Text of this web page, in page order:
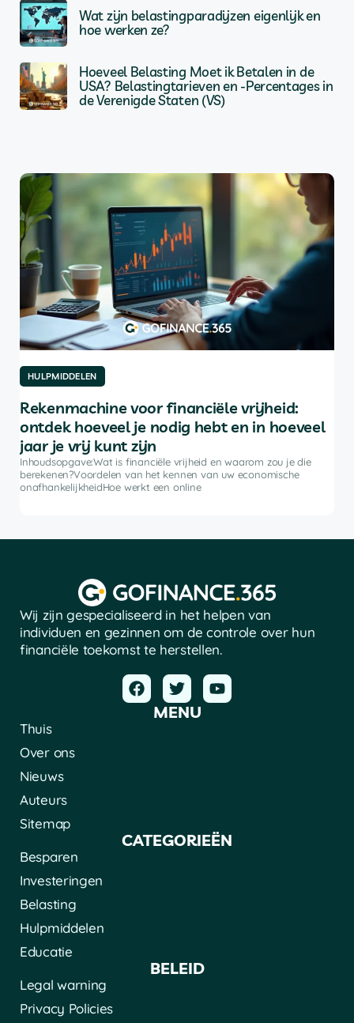
Wat zijn belastingparadijzen eigenlijk en
hoe werken ze?
Hoeveel Belasting Moet ik Betalen in de
USA? Belastingtarieven en -Percentages in
de Verenigde Staten (VS)
HULPMIDDELEN
Rekenmachine voor financiële vrijheid:
ontdek hoeveel je nodig hebt en in hoeveel
jaar je vrij kunt zijn
Inhoudsopgave:Wat is financiële vrijheid en waarom zou je die
berekenen?Voordelen van het kennen van uw economische
onafhankelijkheidHoe werkt een online
Wij zijn gespecialiseerd in het helpen van
individuen en gezinnen om de controle over hun
financiële toekomst te herstellen.
MENU
Thuis
Over ons
Nieuws
Auteurs
Sitemap
CATEGORIEËN
Besparen
Investeringen
Belasting
Hulpmiddelen
Educatie
BELEID
Legal warning
Privacy Policies